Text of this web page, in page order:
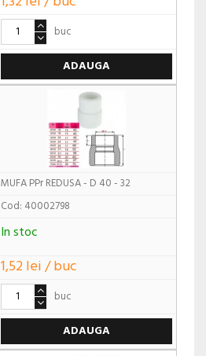
buc
ADAUGA
MUFA PPr REDUSA - D 40 - 32
Cod: 40002798
In stoc
1,52 lei / buc
buc
ADAUGA